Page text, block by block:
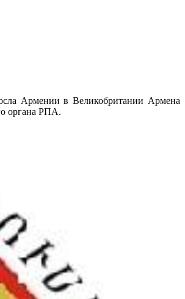
Армении в Великобритании Армена
органа РПА.